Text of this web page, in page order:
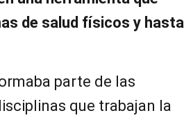
de salud físicos y hasta
parte de las
que trabajan la